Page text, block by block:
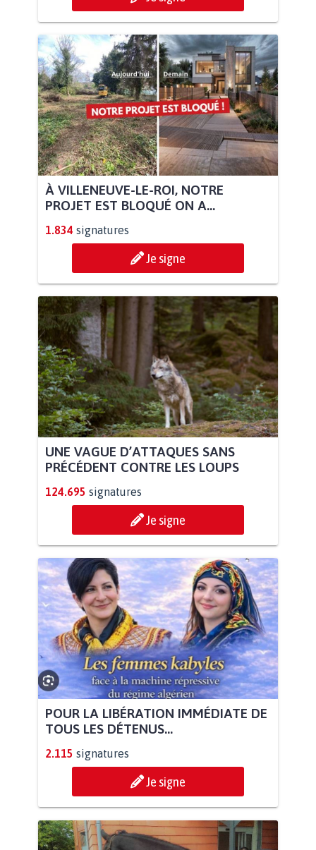
À VILLENEUVE-LE-ROI, NOTRE
PROJET EST BLOQUÉ ON A...
1.834 signatures
Je signe
UNE VAGUE D’ATTAQUES SANS
PRÉCÉDENT CONTRE LES LOUPS
124.695 signatures
Je signe
POUR LA LIBÉRATION IMMÉDIATE DE
TOUS LES DÉTENUS...
2.115 signatures
Je signe